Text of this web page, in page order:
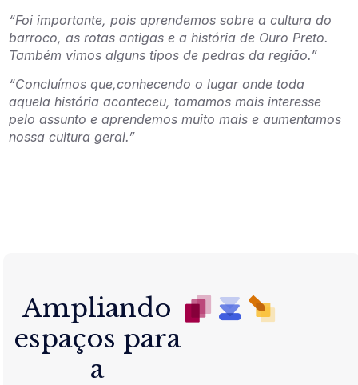
“Foi importante, pois aprendemos sobre a cultura do
barroco, as rotas antigas e a história de Ouro Preto.
Também vimos alguns tipos de pedras da região.”
“Concluímos que,conhecendo o lugar onde toda
aquela história aconteceu, tomamos mais interesse
pelo assunto e aprendemos muito mais e aumentamos
nossa cultura geral.”
Ampliando
espaços para
a